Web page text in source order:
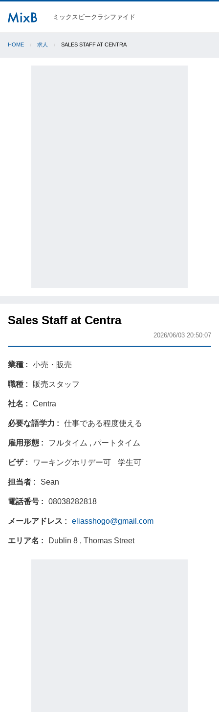
ミックスビークラシファイド
HOME 求人 SALES STAFF AT CENTRA
Sales Staff at Centra
2026/06/03 20:50:07
業種 小売・販売
職種 販売スタッフ
社名 Centra
必要な語学力 仕事である程度使える
雇用形態 フルタイム , パートタイム
ビザ ワーキングホリデー可 学生可
担当者 Sean
電話番号 08038282818
メールアドレス eliasshogo@gmail.com
エリア名 Dublin 8 , Thomas Street